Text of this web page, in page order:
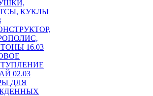
КУКЛЫ
16.03
02.03
ДЛЯ